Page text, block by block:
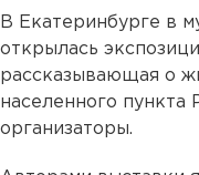
В Екатеринбурге в
открылась
рассказывающая о
населенного пункта
организаторы.